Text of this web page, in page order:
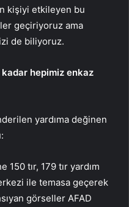
kişiyi etkileyen bu
geçiriyoruz ama
de biliyoruz.
kadar hepimiz enkaz
yardıma değinen
tır, 179 tır yardım
ile temasa geçerek
görseller AFAD